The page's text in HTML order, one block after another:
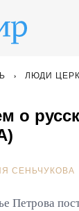
ЛЮДИ
о
СЕНЬЧУКОВА
Петрова